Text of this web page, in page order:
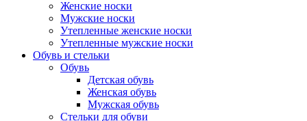
Женские носки
Мужские носки
Утепленные женские носки
Утепленные мужские носки
Обувь и стельки
Обувь
Детская обувь
Женская обувь
Мужская обувь
Стельки для обуви